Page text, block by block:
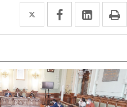
Twitter
Enlace
a
aplicación
externa.
Facebook
Enlace
a
aplicación
externa.
Enlace
a